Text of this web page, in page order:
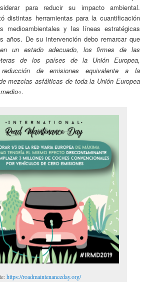
para reducir su impacto ambiental.
distintas herramientas para la cuantificación
medioambientales y las líneas estratégicas
años. De su intervención debo remarcar que
un estado adecuado, los firmes de las
de los países de la Unión Europea,
de emisiones equivalente a la
mezclas asfálticas de toda la Unión Europea
«.
https://roadmaintenanceday.org/